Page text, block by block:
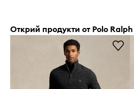
Открий продукти от Polo